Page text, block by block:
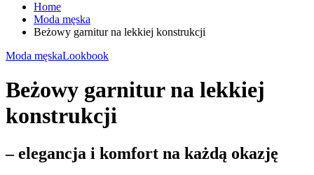
Home
Moda męska
Beżowy garnitur na lekkiej konstrukcji
Moda męskaLookbook
Beżowy garnitur na lekkiej
konstrukcji
– elegancja i komfort na każdą okazję